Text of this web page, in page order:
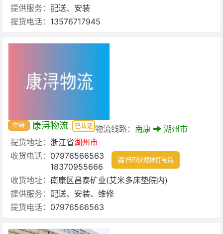
提供服务： 配送、安装
提货电话： 13576717945
中转 康浔物流 已认证 物流线路： 南康
湖州市
提货地址： 浙江省湖州市
收货电话： 07976566563
18370955666
扫码快速拨打电话
收货地址： 南康区昌泰矿业(艾米多床垫院内)
提供服务： 配送、安装、维修
提货电话： 07976566563